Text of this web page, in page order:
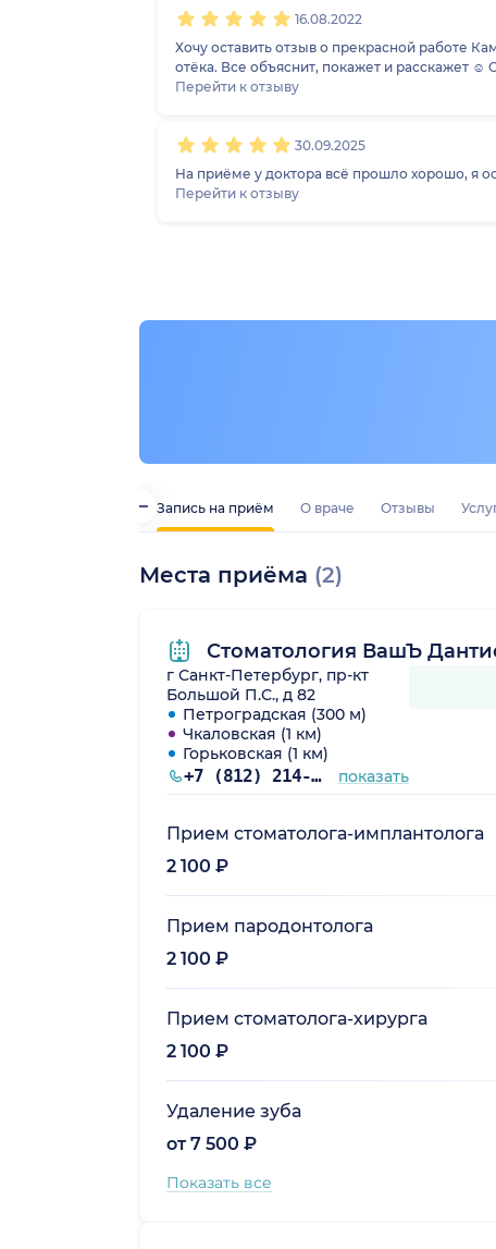
Запись на приём О враче Отзывы
Места приёма (2)
Стоматология ВашЪ
г Санкт-Петербург, пр-кт
Большой П.С., д 82
Петроградская (300 м)
Чкаловская (1 км)
Горьковская (1 км)
+7 (812) 214-57-08 показать
Прием стоматолога-имплантолога
2 100 ₽
Прием пародонтолога
2 100 ₽
Прием стоматолога-хирурга
2 100 ₽
Удаление зуба
от 7 500 ₽
Показать все
16.08.2022
Хочу оставить отзыв о прекрасной работе
отёка. Все объяснит, покажет и расскажет ☺️
Перейти к отзыву
30.09.2025
На приёме у доктора всё прошло хорошо, я
Перейти к отзыву